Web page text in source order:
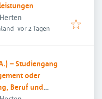
Veröffentlicht
vor 2 Tagen
– Studiengang
oder
Beruf und